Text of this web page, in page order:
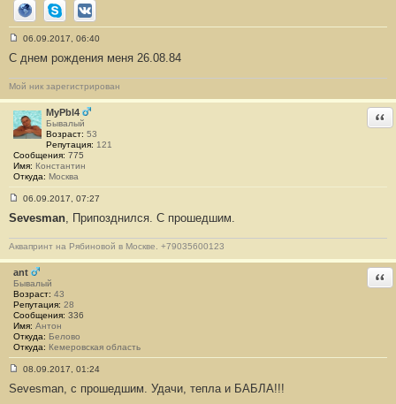
СайтSkypeВКонтакте
о
о
б
щ
е
н
и
е
#
8
7
7
06.09.2017, 06:40
С днем рождения меня 26.08.84
Мой ник зарегистрирован
MyPbl4
Бывалый
Возраст: 53
Репутация: 121
Сообщения: 775
Имя: Константин
Откуда: Москва
о
б
щ
е
н
и
е
#
8
7
8
06.09.2017, 07:27
Sevesman , Припозднился. С прошедшим.
Аквапринт на Рябиновой в Москве. +79035600123
ant
Бывалый
Возраст: 43
Репутация: 28
Сообщения: 336
Имя: Антон
Откуда: Белово
Откуда: Кемеровская область
о
08.09.2017, 01:24
Sevesman, с прошедшим. Удачи, тепла и БАБЛА!!!